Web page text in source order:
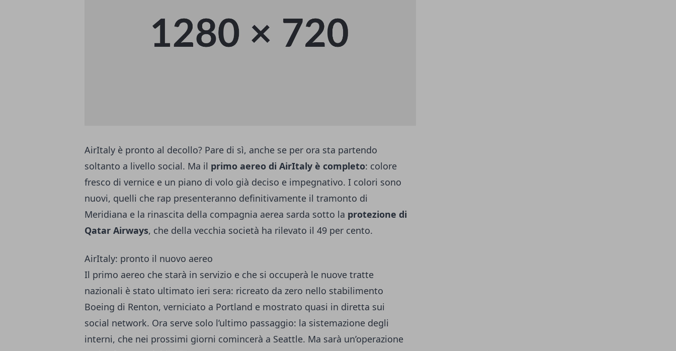
AirItaly è pronto al decollo? Pare di sì, anche se per ora sta partendo
soltanto a livello social. Ma il primo aereo di AirItaly è completo: colore
fresco di vernice e un piano di volo già deciso e impegnativo. I colori sono
nuovi, quelli che rap presenteranno definitivamente il tramonto di
Meridiana e la rinascita della compagnia aerea sarda sotto la protezione di
Qatar Airways, che della vecchia società ha rilevato il 49 per cento.
AirItaly: pronto il nuovo aereo
Il primo aereo che starà in servizio e che si occuperà le nuove tratte
nazionali è stato ultimato ieri sera: ricreato da zero nello stabilimento
Boeing di Renton, verniciato a Portland e mostrato quasi in diretta sui
social network. Ora serve solo l’ultimo passaggio: la sistemazione degli
interni, che nei prossimi giorni comincerà a Seattle. Ma sarà un’operazione